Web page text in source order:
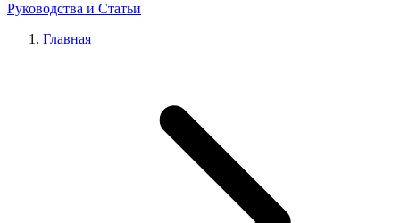
Руководства и Статьи
Главная